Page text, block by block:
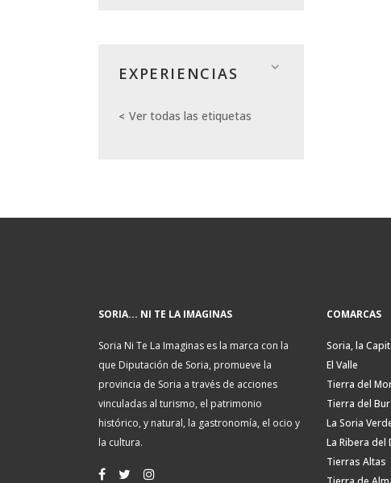
EXPERIENCIAS
Ver todas las etiquetas
SORIA... NI TE LA IMAGINAS
Soria Ni Te La Imaginas es la marca con la
que Diputación de Soria, promueve la
provincia de Soria a través de acciones
vinculadas al turismo, el patrimonio
histórico, y natural, la gastronomía, el ocio y
la cultura.
COMARCAS
Soria, la
El Valle
Tierra del
Tierra del
La Soria
La Ribera del
Tierras Altas